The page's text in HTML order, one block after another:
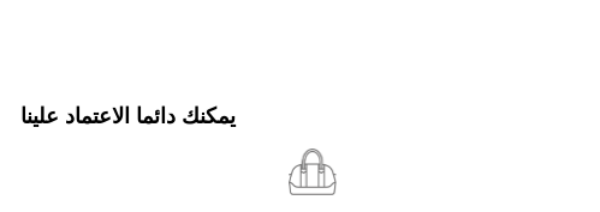
يمكنك دائما الاعتماد علينا